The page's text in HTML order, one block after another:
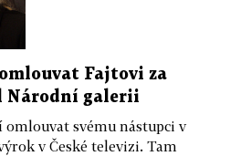
Fajtovi za
Národní galerii
svému nástupci v
v České televizi. Tam